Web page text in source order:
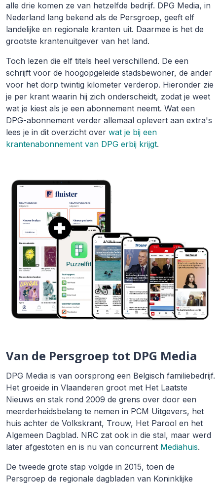
alle drie komen ze van hetzelfde bedrijf. DPG Media, in
Nederland lang bekend als de Persgroep, geeft elf
landelijke en regionale kranten uit. Daarmee is het de
grootste krantenuitgever van het land.
Toch lezen die elf titels heel verschillend. De een
schrijft voor de hoogopgeleide stadsbewoner, de ander
voor het dorp twintig kilometer verderop. Hieronder zie
je per krant waarin hij zich onderscheidt, zodat je weet
wat je kiest als je een abonnement neemt. Wat een
DPG-abonnement verder allemaal oplevert aan extra's
lees je in dit overzicht over wat je bij een
krantenabonnement van DPG erbij krijgt.
Van de Persgroep tot DPG Media
DPG Media is van oorsprong een Belgisch familiebedrijf.
Het groeide in Vlaanderen groot met Het Laatste
Nieuws en stak rond 2009 de grens over door een
meerderheidsbelang te nemen in PCM Uitgevers, het
huis achter de Volkskrant, Trouw, Het Parool en het
Algemeen Dagblad. NRC zat ook in die stal, maar werd
later afgestoten en is nu van concurrent Mediahuis.
De tweede grote stap volgde in 2015, toen de
Persgroep de regionale dagbladen van Koninklijke